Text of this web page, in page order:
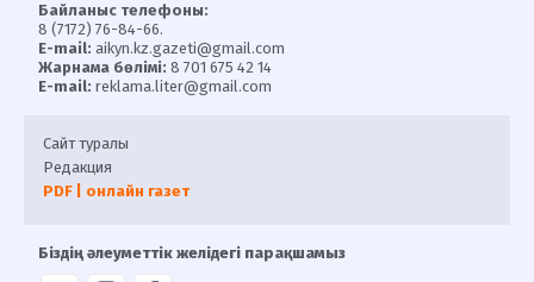
Байланыс телефоны:
8 (7172) 76-84-66.
E-mail: aikyn.kz.gazeti@gmail.com
Жарнама бөлімі: 8 701 675 42 14
E-mail: reklama.liter@gmail.com
Сайт туралы
Редакция
PDF | онлайн газет
Біздің әлеуметтік желідегі парақшамыз